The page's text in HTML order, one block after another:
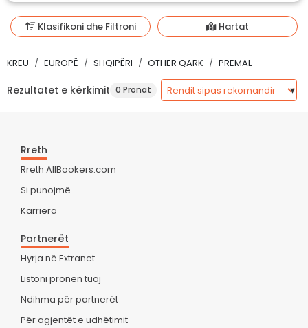
Klasifikoni dhe Filtroni Hartat
KREU EUROPË SHQIPËRI OTHER QARK PREMAL
Rezultatet e kërkimit 0 Pronat
Rreth
Rreth AllBookers.com
Si punojmë
Karriera
Partnerët
Hyrja në Extranet
Listoni pronën tuaj
Ndihma për partnerët
Për agjentët e udhëtimit